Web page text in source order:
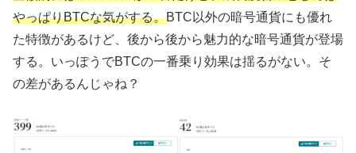
やっぱりBTCな気がする。BTC以外の暗号通貨にも優れ
た特徴があるけど、後から後から魅力的な暗号通貨が登場
する。いっぽうでBTCの一番乗り効果は揺るがない。そ
の差があるんじゃね？